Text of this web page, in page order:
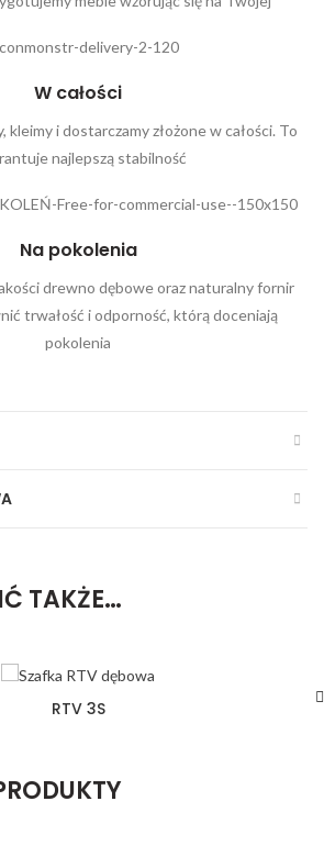
W całości
i dostarczamy złożone w całości. To
najlepszą stabilność
Na pokolenia
drewno dębowe oraz naturalny fornir
trwałość i odporność, którą doceniają
pokolenia
TAKŻE…
RTV 3S